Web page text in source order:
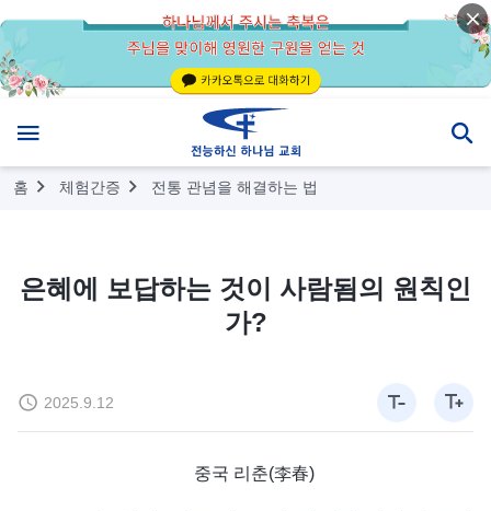
홈 체험간증 전통 관념을 해결하는 법
은혜에 보답하는 것이 사람됨의 원칙인
가?
2025.9.12
중국 리춘(李春)